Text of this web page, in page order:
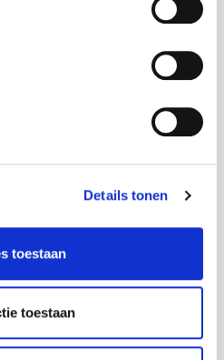
Details tonen
toestaan
toestaan
incl. BTW